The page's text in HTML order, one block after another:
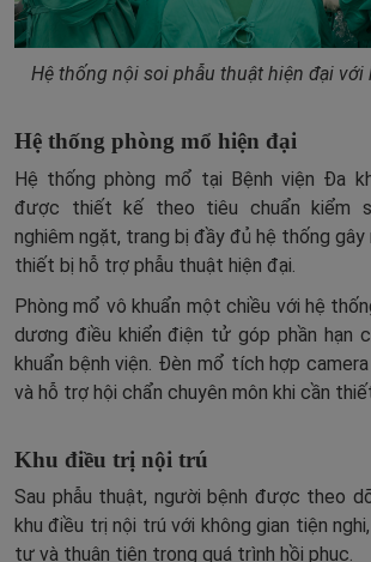
Hệ thống nội soi phẫu thuật hiện đại với
Hệ thống phòng mổ hiện đại
Hệ thống phòng mổ tại Bệnh viện Đa
được thiết kế theo tiêu chuẩn kiểm
nghiêm ngặt, trang bị đầy đủ hệ thống
thiết bị hỗ trợ phẫu thuật hiện đại.
Phòng mổ vô khuẩn một chiều với hệ
dương điều khiển điện tử góp phần hạn
khuẩn bệnh viện. Đèn mổ tích hợp
và hỗ trợ hội chẩn chuyên môn khi cần
Khu điều trị nội trú
Sau phẫu thuật, người bệnh được theo
khu điều trị nội trú với không gian tiện
tư và thuận tiện trong quá trình hồi phục.